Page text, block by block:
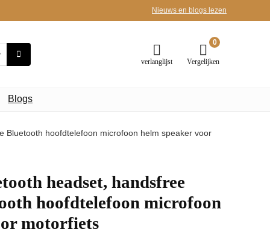
Nieuws en blogs lezen
verlanglijst
0
Vergelijken
Blogs
Bluetooth hoofdtelefoon microfoon helm speaker voor
headset, handsfree
hoofdtelefoon microfoon
motorfiets